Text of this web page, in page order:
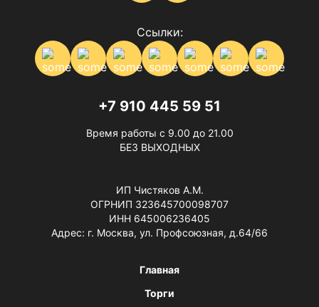
Ссылки:
+7 910 445 59 51
Время работы с 9.00 до 21.00
БЕЗ ВЫХОДНЫХ
ИП Чистяков А.М.
ОГРНИП 323645700098707
ИНН 645006236405
Адрес: г. Москва, ул. Профсоюзная, д.64/66
Главная
Торги